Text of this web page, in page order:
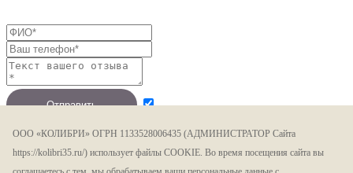
Отправить
ООО «КОЛИБРИ» ОГРН 1133528006435 (АДМИНИСТРАТОР Сайта
https://kolibri35.ru/) использует файлы COOKIE. Во время посещения сайта вы